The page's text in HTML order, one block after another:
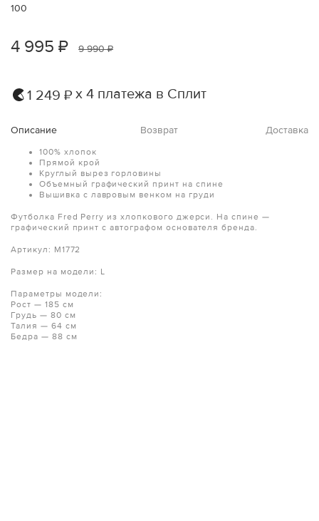
100
4 995 ₽ 9 990 ₽
1 249 ₽ х 4 платежа в Сплит
Описание Возврат Доставка
100% хлопок
Прямой крой
Круглый вырез горловины
Объемный графический принт на спине
Вышивка с лавровым венком на груди
Футболка Fred Perry из хлопкового джерси. На спине —
графический принт с автографом основателя бренда.
Артикул: M1772
Размер на модели: L
Параметры модели:
Рост — 185 см
Грудь — 80 см
Талия — 64 см
Бедра — 88 см